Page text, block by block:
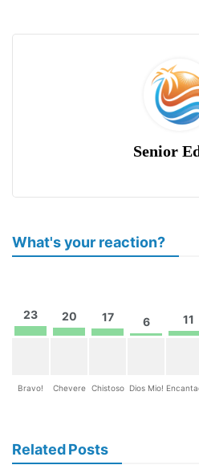
Senior
What's your reaction?
23
Bravo!
20
Chevere
17
Chistoso
6
Dios Mio!
11
Related Posts